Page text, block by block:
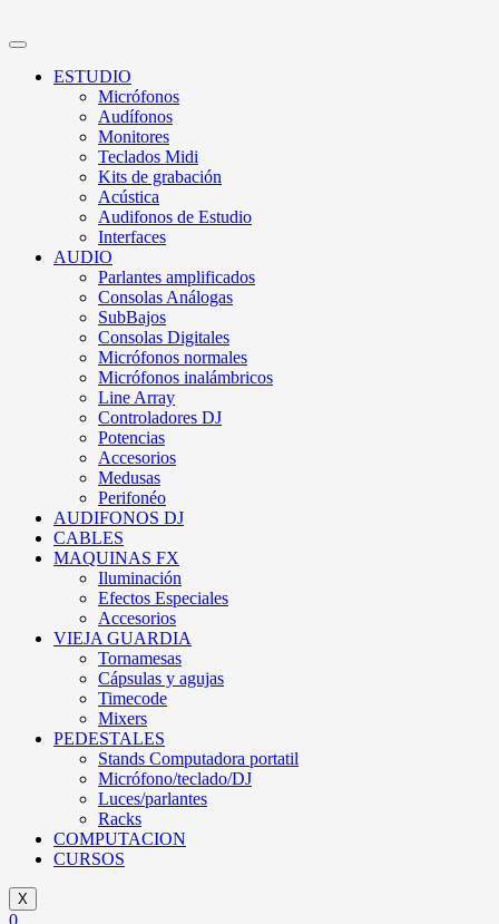
ESTUDIO
Micrófonos
Audífonos
Monitores
Teclados Midi
Kits de grabación
Acústica
Audifonos de Estudio
Interfaces
AUDIO
Parlantes amplificados
Consolas Análogas
SubBajos
Consolas Digitales
Micrófonos normales
Micrófonos inalámbricos
Line Array
Controladores DJ
Potencias
Accesorios
Medusas
Perifonéo
AUDIFONOS DJ
CABLES
MAQUINAS FX
Iluminación
Efectos Especiales
Accesorios
VIEJA GUARDIA
Tornamesas
Cápsulas y agujas
Timecode
Mixers
PEDESTALES
Stands Computadora portatil
Micrófono/teclado/DJ
Luces/parlantes
Racks
COMPUTACION
CURSOS
X
0